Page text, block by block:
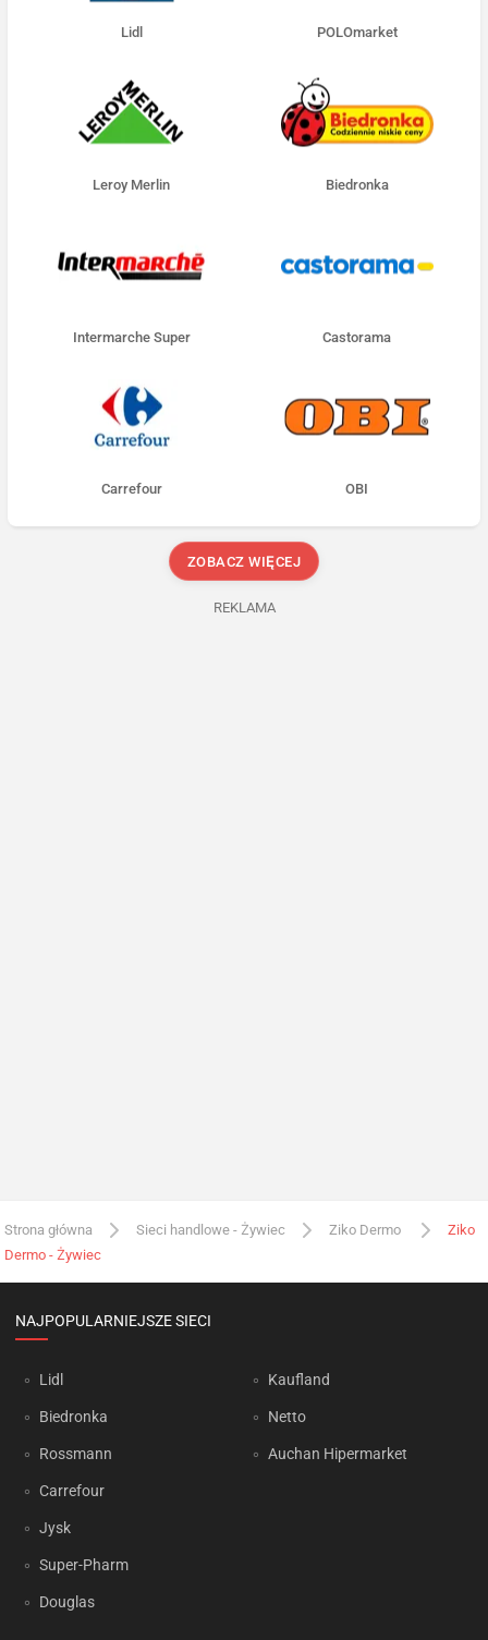
Lidl POLOmarket
Leroy Merlin Biedronka
Intermarche Super Castorama
Carrefour OBI
ZOBACZ WIĘCEJ
REKLAMA
Strona główna Sieci handlowe - Żywiec Ziko Dermo
Ziko
Dermo - Żywiec
NAJPOPULARNIEJSZE SIECI
Lidl
Biedronka
Rossmann
Carrefour
Jysk
Super-Pharm
Douglas
Kaufland
Netto
Auchan Hipermarket